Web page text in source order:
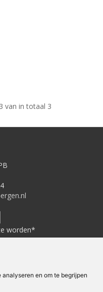
en om te begrijpen
van in totaal 3
worden*